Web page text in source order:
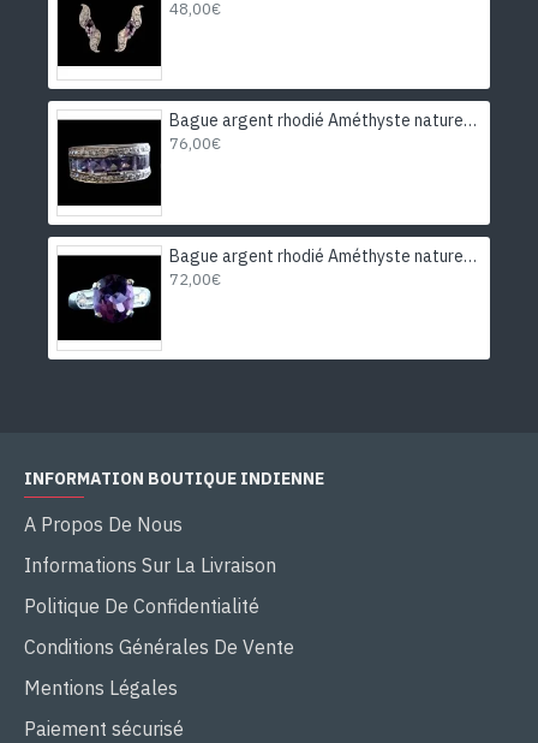
48,00€
Bague argent rhodié Améthyste naturelle
76,00€
Bague argent rhodié Améthyste naturelle
72,00€
INFORMATION BOUTIQUE INDIENNE
A Propos De Nous
Informations Sur La Livraison
Politique De Confidentialité
Conditions Générales De Vente
Mentions Légales
Paiement sécurisé